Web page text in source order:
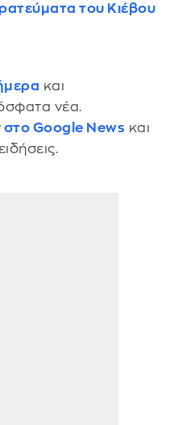
του Κιέβου
και
νέα.
στο Google News και